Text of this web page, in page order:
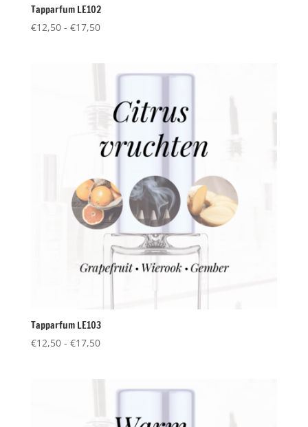
Tapparfum LE102
€12,50 - €17,50Prijsklasse:
€17,50
Tapparfum LE103
€12,50 - €17,50Prijsklasse:
€17,50